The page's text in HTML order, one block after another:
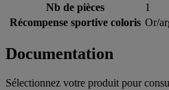
Nb de pièces
1
Récompense sportive coloris Or/
Documentation
Sélectionnez votre produit pour